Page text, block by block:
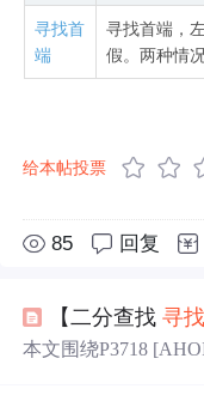
寻找首
端
寻找首端，
假。两种情况
给本帖投票
85 回复
【二分查找寻
本文围绕P3718